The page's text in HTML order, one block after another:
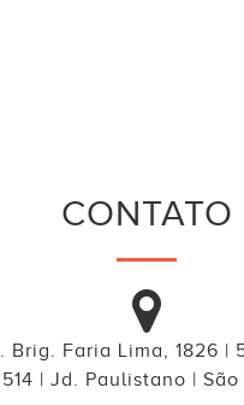
CONTATO
Brig. Faria Lima, 1826 |
| Jd. Paulistano | São